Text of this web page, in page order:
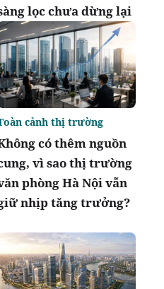
lọc chưa dừng lại
có thêm nguồn
vì sao thị trường
phòng Hà Nội vẫn
nhịp tăng trưởng?
cảnh thị trường